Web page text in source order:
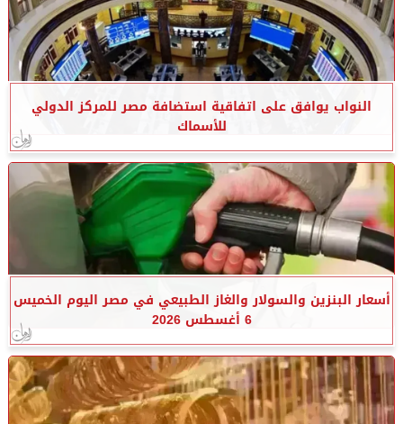
النواب يوافق على اتفاقية استضافة مصر للمركز الدولي
للأسماك
أسعار البنزين والسولار والغاز الطبيعي في مصر اليوم الخميس
6 أغسطس 2026